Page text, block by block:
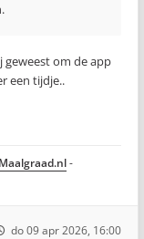
geweest om de app
een tijdje..
Maalgraad.nl-
do 09 apr 2026, 16:00